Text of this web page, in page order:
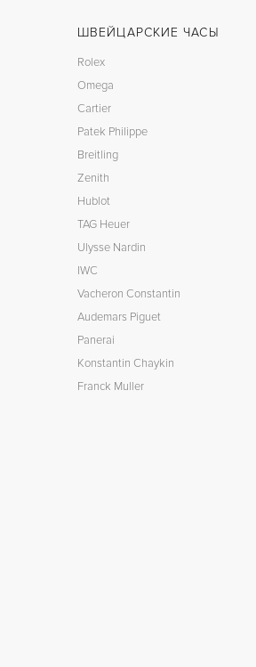
ШВЕЙЦАРСКИЕ ЧАСЫ
Rolex
Omega
Cartier
Patek Philippe
Breitling
Zenith
Hublot
TAG Heuer
Ulysse Nardin
IWC
Vacheron Constantin
Audemars Piguet
Panerai
Konstantin Chaykin
Franck Muller